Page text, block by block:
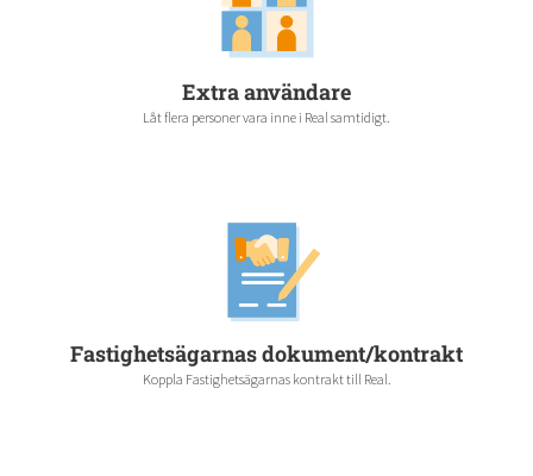
Extra användare
Låt flera personer vara inne i Real samtidigt.
Fastighetsägarnas dokument/kontrakt
Koppla Fastighetsägarnas kontrakt till Real.